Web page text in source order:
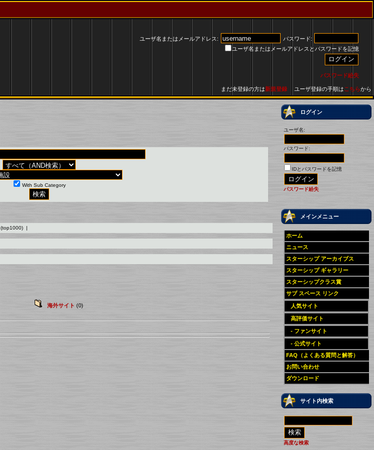
ユーザ名またはメールアドレス:
パスワード:
ユーザ名またはメールアドレスとパスワードを記憶
パスワード紛失
まだ未登録の方は新規登録 ユーザ登録の手順はこちらから
With Sub Category
(top1000) |
海外サイト (0)
ログイン
ユーザ名:
パスワード:
IDとパスワードを記憶
パスワード紛失
メインメニュー
ホーム
ニュース
スターシップ アーカイブス
スターシップ ギャラリー
スターシップクラス賞
サブ スペース リンク
人気サイト
高評価サイト
- ファンサイト
- 公式サイト
FAQ（よくある質問と解答）
お問い合わせ
ダウンロード
サイト内検索
高度な検索